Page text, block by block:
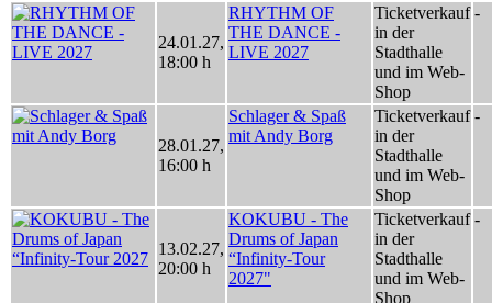
24.01.27,
18:00 h
RHYTHM OF
THE DANCE -
LIVE 2027
Ticketverkauf
in der
Stadthalle
und im Web-
Shop
-
28.01.27,
16:00 h
Schlager & Spaß
mit Andy Borg
Ticketverkauf
in der
Stadthalle
und im Web-
Shop
-
13.02.27,
20:00 h
KOKUBU - The
Drums of Japan
“Infinity-Tour
2027"
Ticketverkauf
in der
Stadthalle
und im Web-
Shop
-